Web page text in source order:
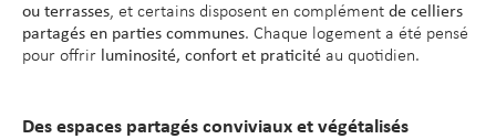
ou terrasses, et certains disposent en complément de celliers
partagés en parties communes. Chaque logement a été pensé
pour offrir luminosité, confort et praticité au quotidien.
Des espaces partagés conviviaux et végétalisés